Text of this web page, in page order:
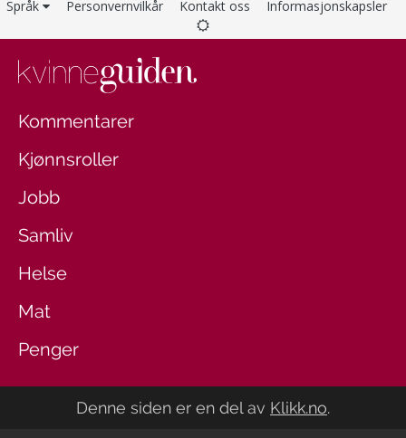
Språk Personvernvilkår Kontakt oss Informasjonskapsler
Kommentarer
Kjønnsroller
Jobb
Samliv
Helse
Mat
Penger
Denne siden er en del av Klikk.no.